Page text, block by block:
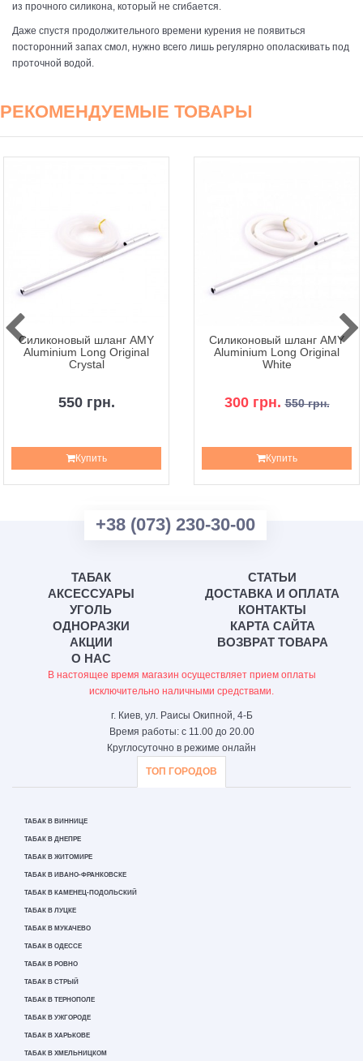
из прочного силикона, который не сгибается.
Даже спустя продолжительного времени курения не появиться
посторонний запах смол, нужно всего лишь регулярно ополаскивать под
проточной водой.
РЕКОМЕНДУЕМЫЕ ТОВАРЫ
Силиконовый шланг AMY
Aluminium Long Original
Crystal
550 грн.
Купить
Силиконовый шланг AMY
Aluminium Long Original
White
300 грн. 550 грн.
Купить
+38 (073) 230-30-00
ТАБАК
АКСЕССУАРЫ
УГОЛЬ
ОДНОРАЗКИ
АКЦИИ
О НАС
СТАТЬИ
ДОСТАВКА И ОПЛАТА
КОНТАКТЫ
КАРТА САЙТА
ВОЗВРАТ ТОВАРА
В настоящее время магазин осуществляет прием оплаты
исключительно наличными средствами.
г. Киев, ул. Раисы Окипной, 4-Б
Время работы: с 11.00 до 20.00
Круглосуточно в режиме онлайн
ТОП ГОРОДОВ
ТАБАК В ВИННИЦЕ
ТАБАК В ДНЕПРЕ
ТАБАК В ЖИТОМИРЕ
ТАБАК В ИВАНО-ФРАНКОВСКЕ
ТАБАК В КАМЕНЕЦ-ПОДОЛЬСКИЙ
ТАБАК В ЛУЦКЕ
ТАБАК В МУКАЧЕВО
ТАБАК В ОДЕССЕ
ТАБАК В РОВНО
ТАБАК В СТРЫЙ
ТАБАК В ТЕРНОПОЛЕ
ТАБАК В УЖГОРОДЕ
ТАБАК В ХАРЬКОВЕ
ТАБАК В ХМЕЛЬНИЦКОМ